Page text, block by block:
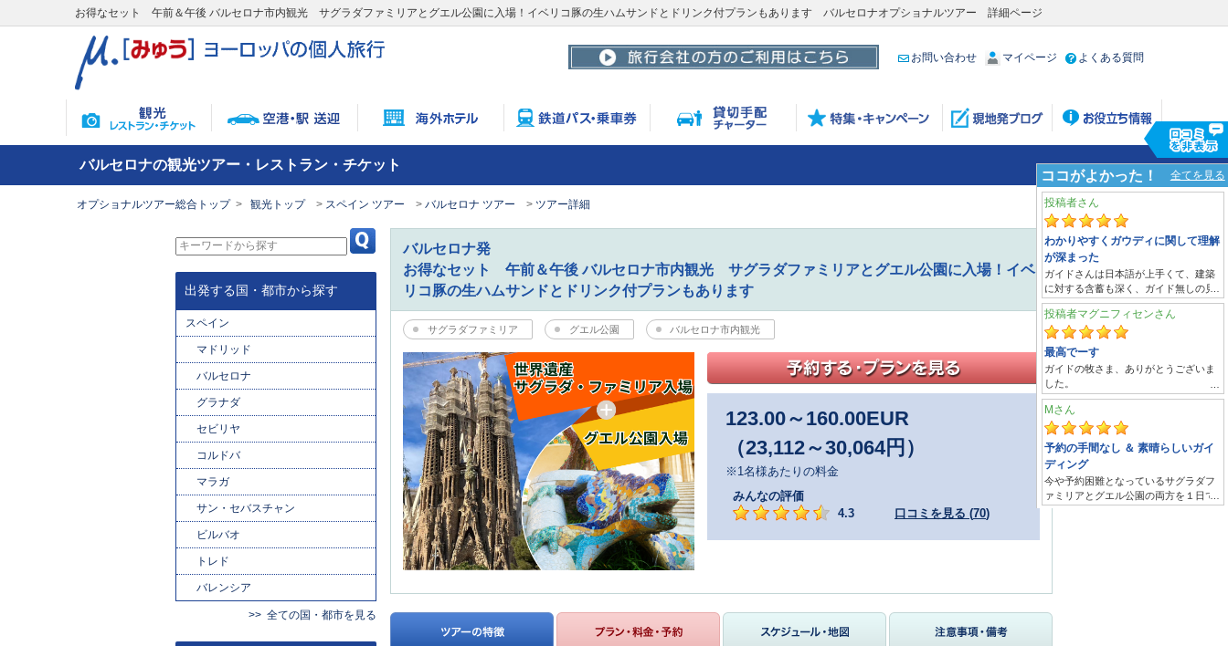
お得なセット 午前＆午後 バルセロナ市内観光 サグラダファミリアとグエル公園に入場！イベリコ豚の生ハムサンドとドリンク付プランもあります バルセロナオプショナルツアー 詳細ページ
お問い合わせ マイページ よくある質問
バルセロナの観光ツアー・レストラン・チケット
オプショナルツアー総合トップ 観光トップ スペイン ツアー バルセロナ ツアー ツアー詳細
出発する国・都市から探す
スペイン
マドリッド
バルセロナ
グラナダ
セビリヤ
コルドバ
マラガ
サン・セバスチャン
ビルバオ
トレド
バレンシア
全ての国・都市を見る
バルセロナ発
お得なセット 午前＆午後 バルセロナ市内観光 サグラダファミリアとグエル公園に入場！イベ
リコ豚の生ハムサンドとドリンク付プランもあります
サグラダファミリア グエル公園 バルセロナ市内観光
123.00～ 160.00EUR
（23,112～30,064円）
※1名様あたりの料金
みんなの評価
4.3
口コミを見る (70)